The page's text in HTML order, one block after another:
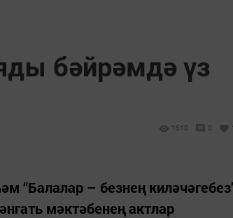
бәйрәмдә үз
1510 0
“Балалар – безнең
мәктәбенең актлар